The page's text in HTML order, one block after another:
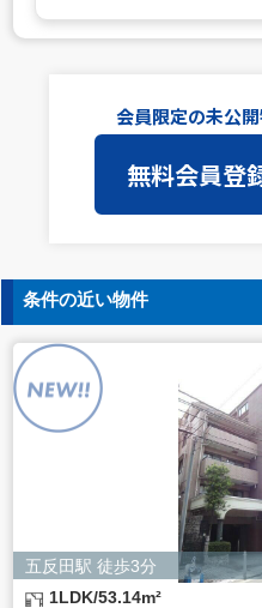
4. 個人情報取扱いの委
当社は事業運営上、前項利
を外部に委託することがあ
護水準の高い委託先を選定
保持についての契約を交わ
5. 個人情報の開示等の請
ご本人様は、当社に対して
用目的の通知、開示、内容
止または消去、第三者への
当社問合わせ窓口に申し出
社はお客様ご本人を確認さ
な間内に対応いたします。
【お問合せ窓口】
株式会社バレッグス 個人
住所 東京都目黒区鷹番2-5-
電話 03-3794-1115
お問合せメールアドレス
受付時間：平日10：30～
会員限定の未公
無料会員登
条件の近い物件
五反田駅 徒歩3分
1LDK/53.14m²